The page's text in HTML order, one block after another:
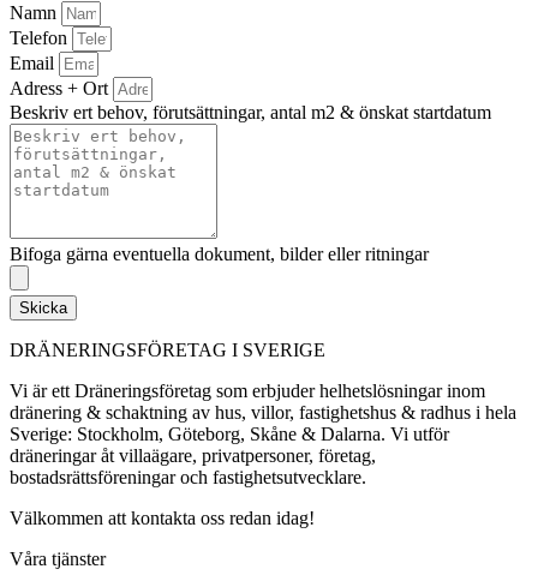
Namn
Telefon
Email
Adress + Ort
Beskriv ert behov, förutsättningar, antal m2 & önskat startdatum
Bifoga gärna eventuella dokument, bilder eller ritningar
Skicka
DRÄNERINGSFÖRETAG I SVERIGE
Vi är ett Dräneringsföretag som erbjuder helhetslösningar inom
dränering & schaktning av hus, villor, fastighetshus & radhus i hela
Sverige: Stockholm, Göteborg, Skåne & Dalarna. Vi utför
dräneringar åt villaägare, privatpersoner, företag,
bostadsrättsföreningar och fastighetsutvecklare.
Välkommen att kontakta oss redan idag!
Våra tjänster